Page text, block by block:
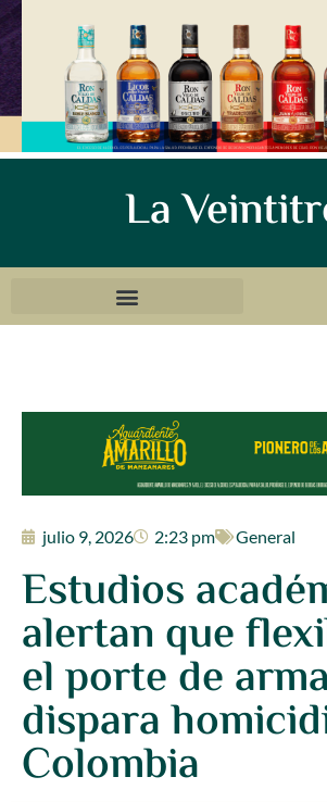
La
julio 9, 2026 2:23 pm General
Estudios
alertan que
el porte de
dispara
Colombia